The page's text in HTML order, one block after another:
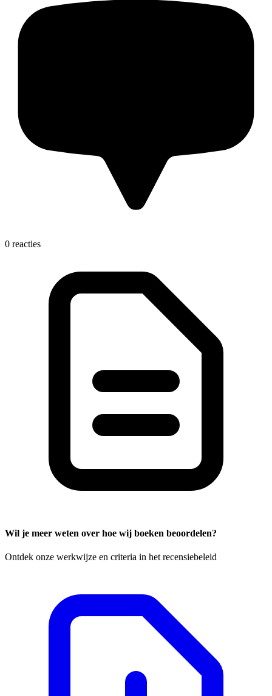
0 reacties
Wil je meer weten over hoe wij boeken beoordelen?
Ontdek onze werkwijze en criteria in het recensiebeleid